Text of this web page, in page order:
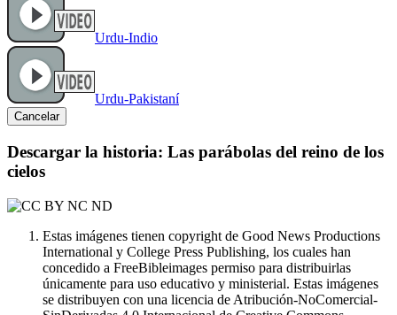
Urdu-Indio
Urdu-Pakistaní
Cancelar
Descargar la historia: Las parábolas del reino de los
cielos
Estas imágenes tienen copyright de Good News Productions
International y College Press Publishing, los cuales han
concedido a FreeBibleimages permiso para distribuirlas
únicamente para uso educativo y ministerial. Estas imágenes
se distribuyen con una licencia de Atribución-NoComercial-